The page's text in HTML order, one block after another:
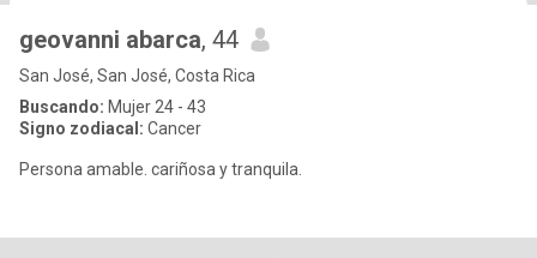
geovanni abarca, 44
San José, San José, Costa Rica
Buscando: Mujer 24 - 43
Signo zodiacal: Cancer
Persona amable. cariñosa y tranquila.